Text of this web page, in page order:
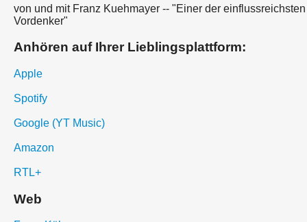
von und mit Franz Kuehmayer -- "Einer der einflussreichsten
Vordenker"
Anhören auf Ihrer Lieblingsplattform:
Apple
Spotify
Google (YT Music)
Amazon
RTL+
Web